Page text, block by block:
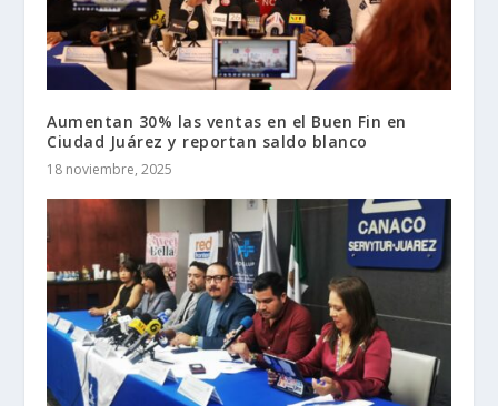
Aumentan 30% las ventas en el Buen Fin en
Ciudad Juárez y reportan saldo blanco
18 noviembre, 2025